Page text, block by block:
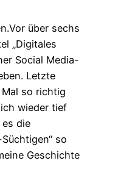
über sechs
„Digitales
Social Media-
Letzte
so richtig
wieder tief
die
so
Geschichte